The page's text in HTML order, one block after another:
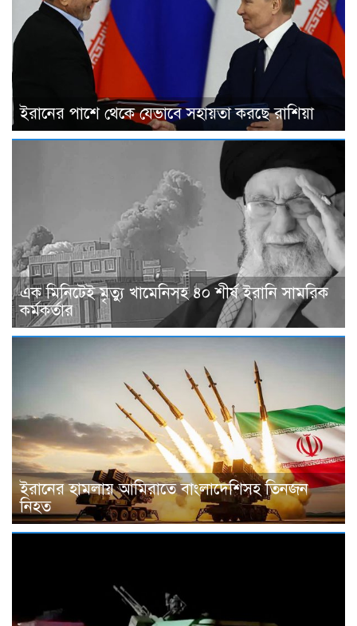
ইরানের পাশে থেকে যেভাবে সহায়তা করছে রাশিয়া
এক মিনিটেই মৃত্যু খামেনিসহ ৪০ শীর্ষ ইরানি সামরিক
কর্মকর্তার
ইরানের হামলায় আমিরাতে বাংলাদেশিসহ তিনজন
নিহত